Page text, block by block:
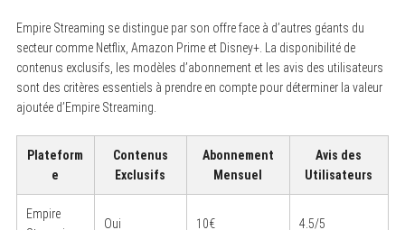
Empire Streaming se distingue par son offre face à d’autres géants du
secteur comme Netflix, Amazon Prime et Disney+. La disponibilité de
contenus exclusifs, les modèles d’abonnement et les avis des utilisateurs
sont des critères essentiels à prendre en compte pour déterminer la valeur
ajoutée d’Empire Streaming.
Plateform
e
Contenus
Exclusifs
Abonnement
Mensuel
Avis des
Utilisateurs
Empire
Oui 10€ 4.5/5